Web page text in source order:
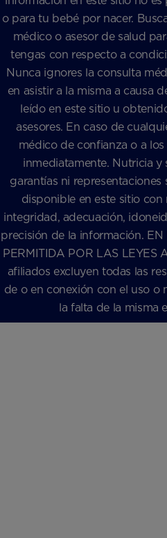
o para tu bebé por nacer.
médico o asesor de salud
tengas con respecto a
Nunca ignores la consulta
en asistir a la misma a causa
leído en este sitio u
asesores. En caso de
médico de confianza o a
inmediatamente. Nutricia y
garantías ni
disponible en este sitio
integridad, adecuación,
precisión de la información.
PERMITIDA POR LAS LEYES
afiliados excluyen todas las
de o en conexión con el uso o
la falta de la misma